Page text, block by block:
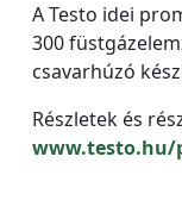
A Testo idei
300
csavarhúzó
Részletek és
www.testo.hu/